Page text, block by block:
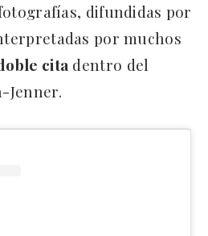
difundidas por
por muchos
cita dentro del
Jenner.